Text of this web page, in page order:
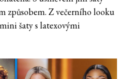
způsobem. Z večerního looku
šaty s latexovými